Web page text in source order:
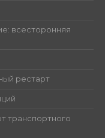
всесторонняя
рестарт
транспортного